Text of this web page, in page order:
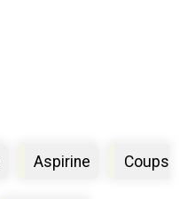
Aspirine
Coups